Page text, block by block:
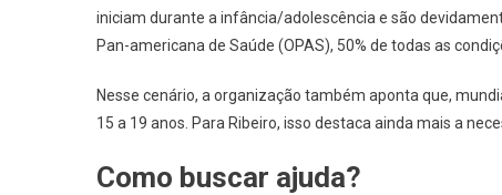
iniciam durante a infância/adolescência e são
Pan-americana de Saúde (OPAS), 50% de todas as
Nesse cenário, a organização também aponta que,
15 a 19 anos. Para Ribeiro, isso destaca ainda mais a
Como buscar ajuda?